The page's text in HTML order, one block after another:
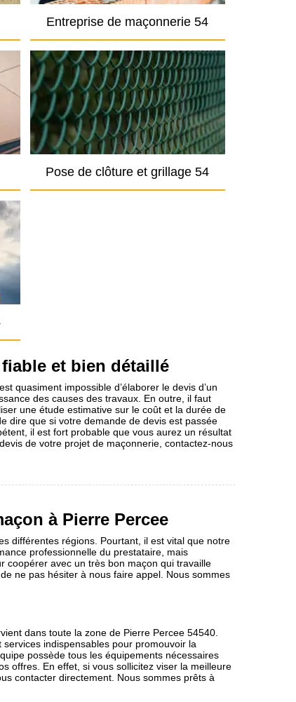
Entreprise de maçonnerie 54
Pose de clôture et grillage 54
et bien détaillé
quasiment impossible d’élaborer le devis d’un
des causes des travaux. En outre, il faut
une étude estimative sur le coût et la durée de
dire que si votre demande de devis est passée
il est fort probable que vous aurez un résultat
de votre projet de maçonnerie, contactez-nous
à Pierre Percee
différentes régions. Pourtant, il est vital que notre
professionnelle du prestataire, mais
coopérer avec un très bon maçon qui travaille
ne pas hésiter à nous faire appel. Nous sommes
dans toute la zone de Pierre Percee 54540.
indispensables pour promouvoir la
possède tous les équipements nécessaires
offres. En effet, si vous sollicitez viser la meilleure
contacter directement. Nous sommes prêts à